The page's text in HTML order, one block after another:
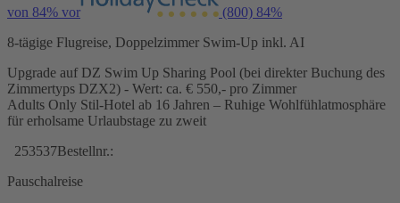
von 84% vor (800) 84%
8-tägige Flugreise, Doppelzimmer Swim-Up inkl. AI
Upgrade auf DZ Swim Up Sharing Pool (bei direkter Buchung des
Zimmertyps DZX2) - Wert: ca. € 550,- pro Zimmer
Adults Only Stil-Hotel ab 16 Jahren – Ruhige Wohlfühlatmosphäre
für erholsame Urlaubstage zu zweit
253537Bestellnr.:
Pauschalreise